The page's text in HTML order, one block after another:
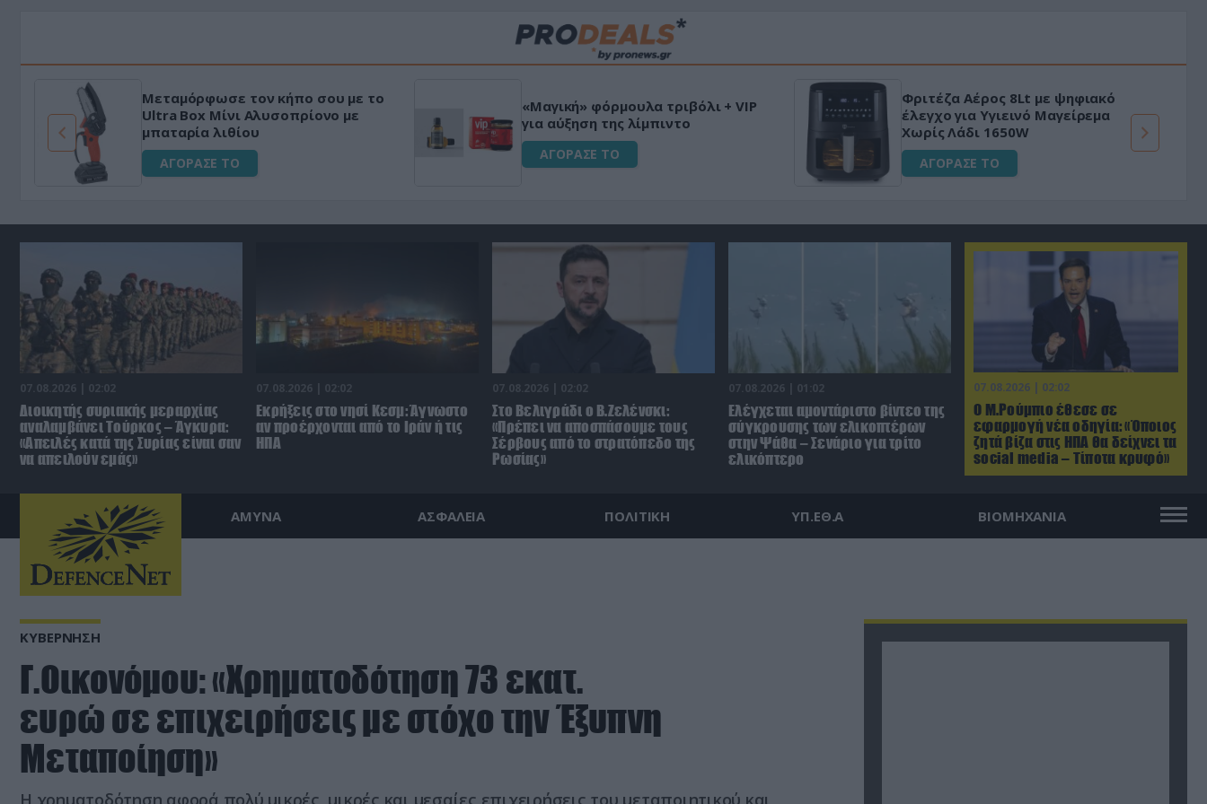
Μεταμόρφωσε τον κήπο σου με το
Ultra Box Μίνι Αλυσοπρίονο με
μπαταρία λιθίου
ΑΓΟΡΑΣΕ ΤΟ
«Μαγική» φόρμουλα τριβόλι + VIP
για αύξηση της λίμπιντο
ΑΓΟΡΑΣΕ ΤΟ
Φριτέζα Αέρος 8Lt με ψηφιακό
έλεγχο για Υγιεινό Μαγείρεμα
Χωρίς Λάδι 1650W
ΑΓΟΡΑΣΕ ΤΟ
07.08.2026 | 02:02
Ο Μ.Ρούμπιο έθεσε σε
εφαρμογή νέα οδηγία: «Όποιος
ζητά βίζα στις ΗΠΑ θα δείχνει τα
social media – Τίποτα κρυφό»
07.08.2026 | 02:02
Διοικητής συριακής μεραρχίας
αναλαμβάνει Τούρκος – Άγκυρα:
«Απειλές κατά της Συρίας είναι σαν
να απειλούν εμάς»
07.08.2026 | 02:02
Εκρήξεις στο νησί Κεσμ: Άγνωστο
αν προέρχονται από το Ιράν ή τις
ΗΠΑ
07.08.2026 | 02:02
Στο Βελιγράδι ο Β.Ζελένσκι:
«Πρέπει να αποσπάσουμε τους
Σέρβους από το στρατόπεδο της
Ρωσίας»
07.08.2026 | 01:02
Ελέγχεται αμοντάριστο βίντεο της
σύγκρουσης των ελικοπτέρων
στην Ψάθα – Σενάριο για τρίτο
ελικόπτερο
ΑΜΥΝΑ ΑΣΦΑΛΕΙΑ ΠΟΛΙΤΙΚΗ ΥΠ.ΕΘ.Α ΒΙΟΜΗΧΑΝΙΑ
ΚΥΒΕΡΝΗΣΗ
Γ.Οικονόμου: «Χρηματοδότηση 73 εκατ.
ευρώ σε επιχειρήσεις με στόχο την Έξυπνη
Μεταποίηση»
Η χρηματοδότηση αφορά πολύ μικρές, μικρές και μεσαίες επιχειρήσεις του μεταποιητικού και